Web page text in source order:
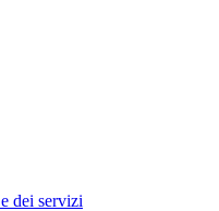
dei servizi